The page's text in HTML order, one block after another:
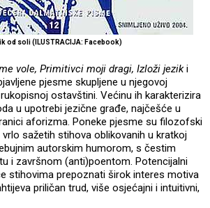
od soli (ILUSTRACIJA: Facebook)
vole, Primitivci moji dragi, Izloži jeziki
pjesme skupljene u njegovoj
ostavštini. Većinu ih karakterizira
u upotrebi jezične građe, najčešće u
aforizma. Poneke pjesme su filozofski
sažetih stihova oblikovanih u kratkoj
autorskim humorom, s čestim
i završnom (anti)poentom. Potencijalni
stihovima prepoznati širok interes motiva
priličan trud, više osjećajni i intuitivni,